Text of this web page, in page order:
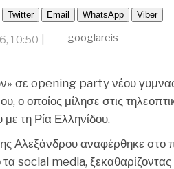
Twitter Email WhatsApp Viber
10:50 googlareis
σε opening party νέου
ο οποίος μίλησε στις
τη Ρία Ελληνίδου.
Αλεξάνδρου αναφέρθηκε στο
social media,